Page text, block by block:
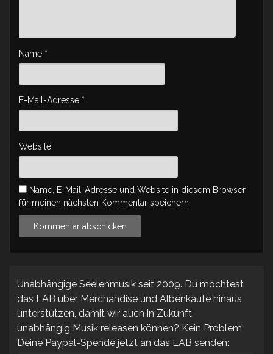
Name *
E-Mail-Adresse *
Website
Name, E-Mail-Adresse und Website in diesem Browser
für meinen nächsten Kommentar speichern.
Unabhängige Seelenmusik seit 2009. Du möchtest
das LAB über Merchandise und Albenkäufe hinaus
unterstützen, damit wir auch in Zukunft
unabhängig Musik releasen können? Kein Problem.
Deine Paypal-Spende jetzt an das LAB senden: